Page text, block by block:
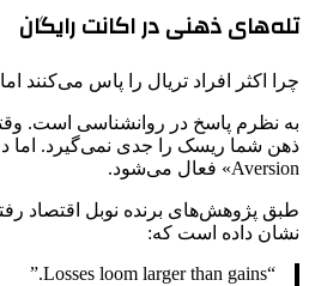
تله‌های ذهنی در اکانت رایگان
چرا اکثر افراد تریال را پاس می‌کنند
به نظرم پاسخ در روانشناسی است.
Aversion» فعال می‌شود.
طبق پژوهش‌های برنده نوبل اقتصاد
نشان داده است که:
“Losses loom larger than gains.”